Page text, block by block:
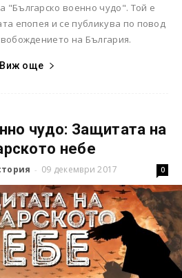
"Българско военно чудо". Той е
епопея и се публикува по повод
на България.
Виж още
чудо: Защитата на
небе
- 09 декември 2017 0